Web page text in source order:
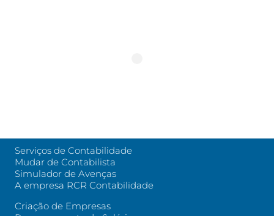
Serviços de Contabilidade
Mudar de Contabilista
Simulador de Avenças
A empresa RCR Contabilidade
Criação de Empresas